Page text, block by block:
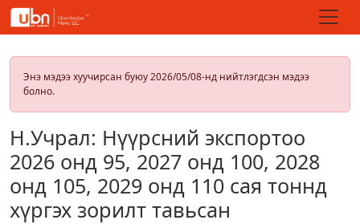
Энэ мэдээ хуучирсан буюу 2026/05/08-нд нийтлэгдсэн мэдээ
болно.
Н.Учрал: Нүүрсний экспортоо
2026 онд 95, 2027 онд 100, 2028
онд 105, 2029 онд 110 сая тоннд
хүргэх зорилт тавьсан